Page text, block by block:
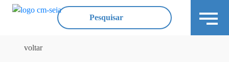
voltar